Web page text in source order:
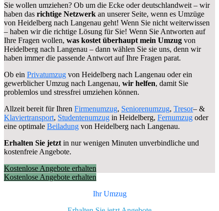
Sie wollen umziehen? Ob um die Ecke oder deutschlandweit – wir
haben das richtige Netzwerk an unserer Seite, wenn es Umzüge
von Heidelberg nach Langenau geht! Wenn Sie nicht weiterwissen
– haben wir die richtige Lösung für Sie! Wenn Sie Antworten auf
Ihre Fragen wollen, was kostet überhaupt mein Umzug von
Heidelberg nach Langenau – dann wählen Sie sie uns, denn wir
haben immer die passende Antwort auf Ihre Fragen parat.
Ob ein Privatumzug von Heidelberg nach Langenau oder ein
gewerblicher Umzug nach Langenau, wir helfen, damit Sie
problemlos und stressfrei umziehen können.
Allzeit bereit für Ihren Firmenumzug, Seniorenumzug, Tresor– &
Klaviertransport, Studentenumzug in Heidelberg, Fernumzug oder
eine optimale Beiladung von Heidelberg nach Langenau.
Erhalten Sie jetzt in nur wenigen Minuten unverbindliche und
kostenfreie Angebote.
Kostenlose Angebote erhalten
Kostenlose Angebote erhalten
Ihr Umzug